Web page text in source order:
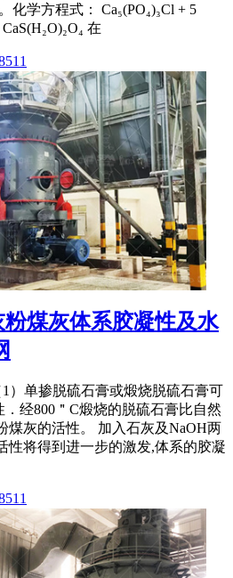
化学方程式： Ca₅(PO₄)₃Cl + 5
在
煤灰体系胶凝性及水
）单掺脱硫石膏或煅烧脱硫石膏可
经800＂C煅烧的脱硫石膏比自然
煤灰的活性。 加入石灰及NaOH两
性将得到进一步的激发,体系的胶凝